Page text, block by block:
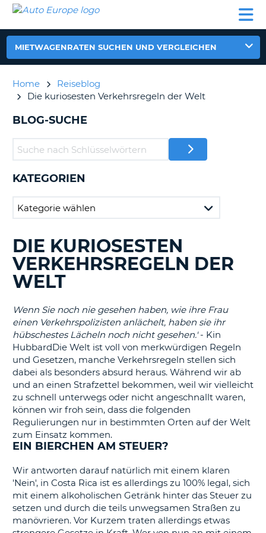
MIETWAGEN
WOHNMOBILE
AUTO
EUROPE
MIETWAGEN
WOHNMOBILE
PARTNER
HILFE
MEIN
KONTO
BUCHUNG
MIETWAGENRATEN SUCHEN UND VERGLEICHEN
Home
Reiseblog
Die kuriosesten Verkehrsregeln der Welt
BLOG-SUCHE
KATEGORIEN
DURCHSUCHE
BLOGS......
DIE KURIOSESTEN
VERKEHRSREGELN DER
WELT
Wenn Sie noch nie gesehen haben, wie ihre Frau
einen Verkehrspolizisten anlächelt, haben sie ihr
hübschestes Lächeln noch nicht gesehen.'- Kin
HubbardDie Welt ist voll von merkwürdigen Regeln
und Gesetzen, manche Verkehrsregeln stellen sich
dabei als besonders absurd heraus. Während wir ab
und an einen Strafzettel bekommen, weil wir vielleicht
zu schnell unterwegs oder nicht angeschnallt waren,
können wir froh sein, dass die folgenden
Regulierungen nur in bestimmten Orten auf der Welt
zum Einsatz kommen.
EIN BIERCHEN AM STEUER?
Wir antworten darauf natürlich mit einem klaren
'Nein', in Costa Rica ist es allerdings zu 100% legal, sich
mit einem alkoholischen Getränk hinter das Steuer zu
setzen und durch die teils unwegsamen Straßen zu
manövrieren. Vor Kurzem traten allerdings etwas